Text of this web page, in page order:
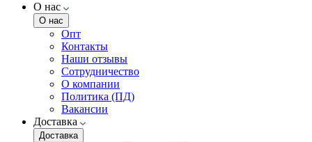
О нас
О нас
Опт
Контакты
Наши отзывы
Сотрудничество
О компании
Политика (ПД)
Вакансии
Доставка
Доставка